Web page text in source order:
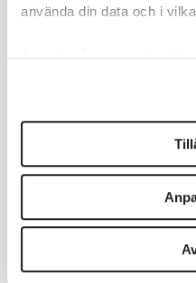
använda din data och i
Ta reda på mer om hur
Du kan ändra eller dra
helst från cookie-
Vi använder
för sociala medier och
vidarebefordrar även
information från din enhet
annons- och analysföretag